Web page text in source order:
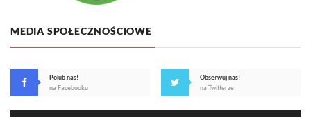
MEDIA SPOŁECZNOŚCIOWE
Polub nas!
na Facebooku
Obserwuj nas!
na Twitterze